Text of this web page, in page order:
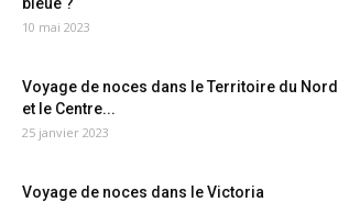
10 mai 2023
Voyage de noces dans le Territoire du Nord
et le Centre...
25 janvier 2023
Voyage de noces dans le Victoria